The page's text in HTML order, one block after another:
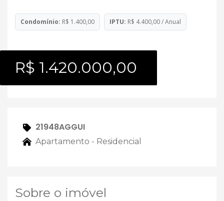
Condomínio: R$ 1.400,00 IPTU: R$ 4.400,00 / Anual
R$ 1.420.000,00
21948AGGUI
Apartamento - Residencial
Sobre o imóvel